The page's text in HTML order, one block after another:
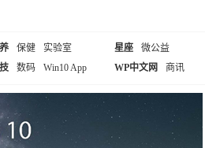
保健
实验室
数码 Win10 App
星座
微公益
WP中文网
商讯